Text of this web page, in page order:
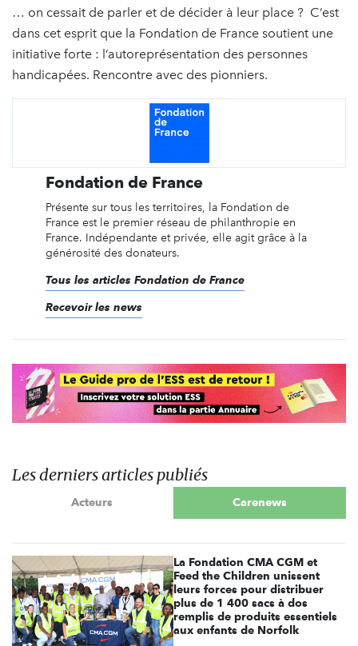
… on cessait de parler et de décider à leur place ? C’est
dans cet esprit que la Fondation de France soutient une
initiative forte : l’autoreprésentation des personnes
handicapées. Rencontre avec des pionniers.
Fondation de France
Présente sur tous les territoires, la Fondation de
France est le premier réseau de philanthropie en
France. Indépendante et privée, elle agit grâce à la
générosité des donateurs.
Tous les articles Fondation de France
Recevoir les news
Les derniers articles publiés
Acteurs Carenews
La Fondation CMA CGM et
Feed the Children unissent
leurs forces pour distribuer
plus de 1 400 sacs à dos
remplis de produits essentiels
aux enfants de Norfolk